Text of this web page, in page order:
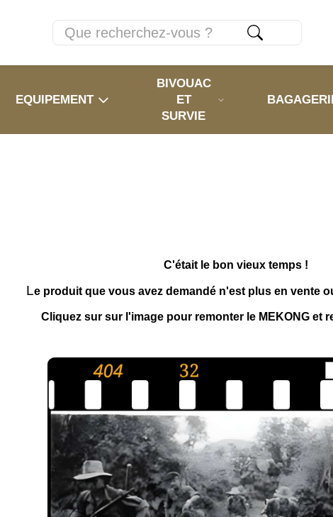
EQUIPEMENT
BIVOUAC
ET
SURVIE
C'était le bon vieux temps !
Le produit que vous avez demandé n'est plus en vente
Cliquez sur sur l'image pour remonter le MEKONG et